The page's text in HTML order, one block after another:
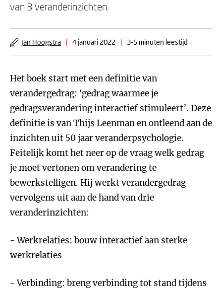
van 3 veranderinzichten.
Jan Hoogstra | 4 januari 2022 | 3-5 minuten leestijd
Het boek start met een definitie van
verandergedrag: ‘gedrag waarmee je
gedragsverandering interactief stimuleert’. Deze
definitie is van Thijs Leenman en ontleend aan de
inzichten uit 50 jaar veranderpsychologie.
Feitelijk komt het neer op de vraag welk gedrag
je moet vertonen om verandering te
bewerkstelligen. Hij werkt verandergedrag
vervolgens uit aan de hand van drie
veranderinzichten:
- Werkrelaties: bouw interactief aan sterke
werkrelaties
- Verbinding: breng verbinding tot stand tijdens